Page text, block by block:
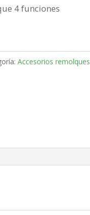
4 funciones
Accesorios remolques